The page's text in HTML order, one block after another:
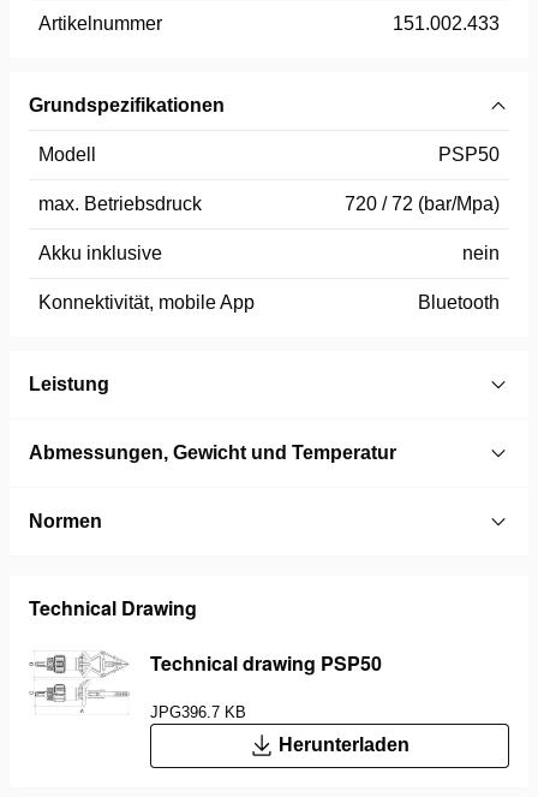
Artikelnummer 151.002.433
Grundspezifikationen
Modell PSP50
max. Betriebsdruck 720 / 72 (bar/Mpa)
Akku inklusive nein
Konnektivität, mobile App Bluetooth
Leistung
Abmessungen, Gewicht und Temperatur
Normen
Technical Drawing
Technical drawing PSP50
JPG396.7 KB
Herunterladen